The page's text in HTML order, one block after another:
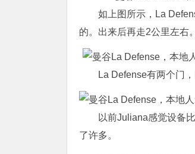
如上图所示，La
的。出来后再走2公里左右
La Defense有两个门
以前Juliana感觉设备
了许多。